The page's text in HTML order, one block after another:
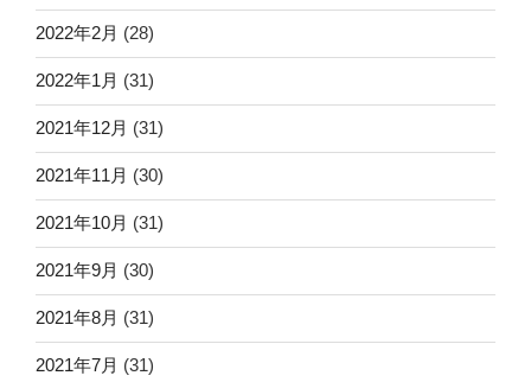
2022年2月 (28)
2022年1月 (31)
2021年12月 (31)
2021年11月 (30)
2021年10月 (31)
2021年9月 (30)
2021年8月 (31)
2021年7月 (31)